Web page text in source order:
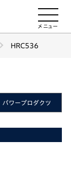
HRC536
パワープロダクツ